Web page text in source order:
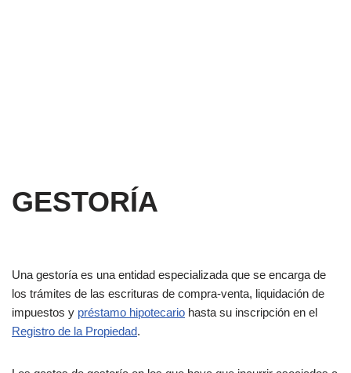
GESTORÍA
Una gestoría es una entidad especializada que se encarga de
los trámites de las escrituras de compra-venta, liquidación de
impuestos y préstamo hipotecario hasta su inscripción en el
Registro de la Propiedad.